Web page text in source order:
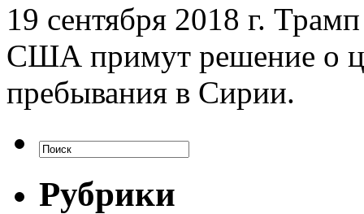
19 сентября 2018 г.
США примут решение о
пребывания в Сирии.
Рубрики